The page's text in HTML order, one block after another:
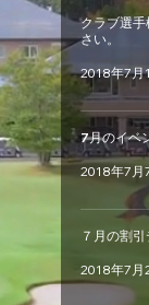
クラブ選
さい。
2018年7月
7月のイベ
2018年7月
７月の割引
2018年7月